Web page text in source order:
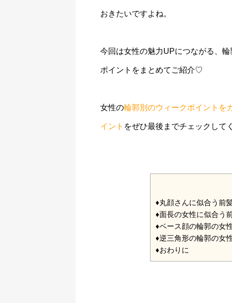
おきたいですよね。
今回は女性の魅力UPにつながる、
ポイントをまとめてご紹介♡
女性の輪郭別のウィークポイントを
イント をぜひ最後までチェックして
♦︎丸顔さんに似合う前
♦︎面長の女性に似合う
♦︎ベース顔の輪郭の女
♦︎逆三角形の輪郭の女
♦︎おわりに